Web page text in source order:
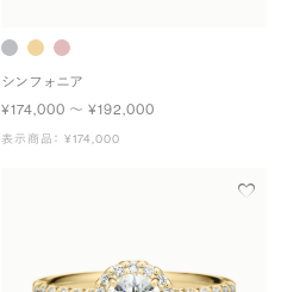
シンフォニア
¥174,000 〜 ¥192,000
表示商品： ¥174,000